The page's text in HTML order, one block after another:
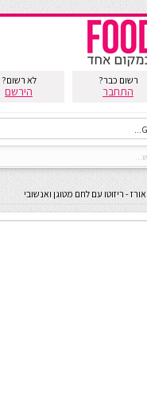
רשום כבר?
התחבר
לא רשום?
הירשם
אורז- ריזוטו עם לחם מטוגן ואנשובי